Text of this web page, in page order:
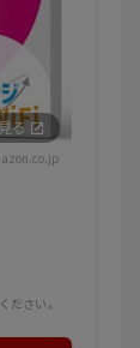
る
ださい。